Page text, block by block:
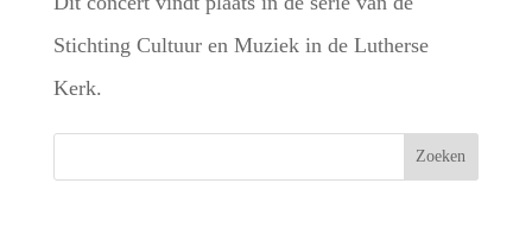
Stichting Cultuur en Muziek in de Lutherse
Kerk.